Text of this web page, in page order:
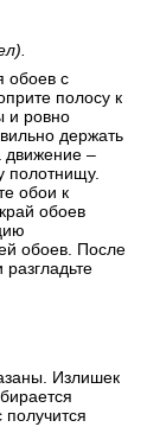
обоев с
полосу к
и ровно
держать
движение –
полотнищу.
обои к
обоев
обоев. После
Излишек
получится